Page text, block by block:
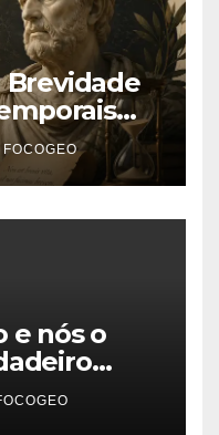
Brevidade
e
da
FOCOGEO
e nós o
de